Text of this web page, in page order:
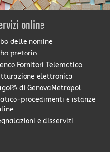
online
delle nomine
pretorio
Fornitori Telematico
elettronica
di GenovaMetropoli
procedimenti e istanze
e disservizi